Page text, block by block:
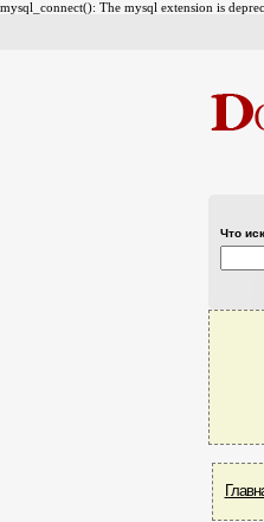
mysql_connect(): The mysql extension is
Что